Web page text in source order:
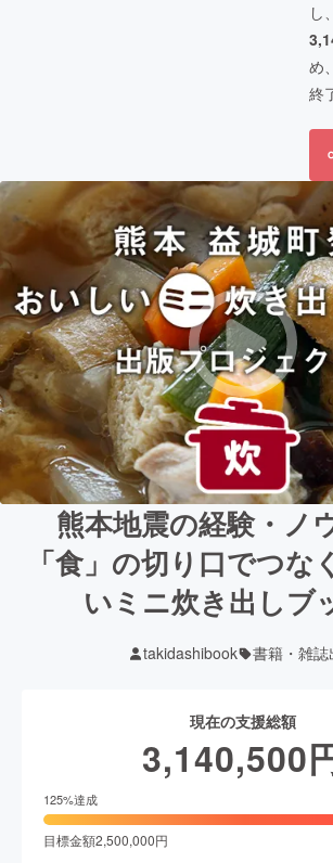
し、
め、
終
熊本地震の経験・ノ
「食」の切り口でつな
いミニ炊き出しブ
takidashibook 書籍・雑誌
現在の支援総額
3,140,500
125%達成
目標金額2,500,000円